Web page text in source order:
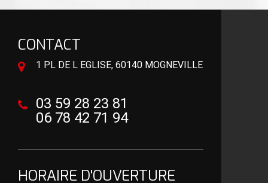
CONTACT
1 PL DE L EGLISE, 60140 MOGNEVILLE
03 59 28 23 81
06 78 42 71 94
HORAIRE D'OUVERTURE